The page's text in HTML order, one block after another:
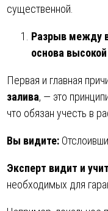
существенной.
Разрыв между
основа
Первая и главная
залива, — это
что обязан учесть в
Вы видите:
Эксперт видит и
необходимых для